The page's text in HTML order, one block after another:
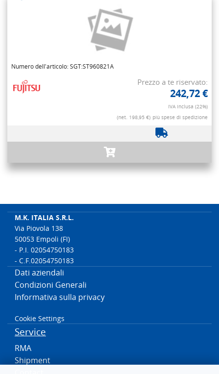
Numero dell'articolo: SGT:ST960821A
Prezzo a te riservato:
242,72 €
IVA inclusa (22%)
(net. 198,95 €) più spese di spedizione
M.K. ITALIA S.R.L.
Via Piovola 138
50053 Empoli (FI)
- P.I. 02054750183
- C.F.02054750183
Dati aziendali
Condizioni Generali
Informativa sulla privacy
Cookie Settings
Service
RMA
Shipment